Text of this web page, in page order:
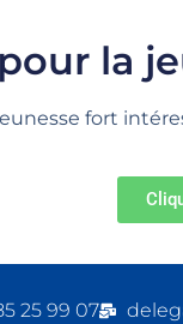
la
fort
25 99 07